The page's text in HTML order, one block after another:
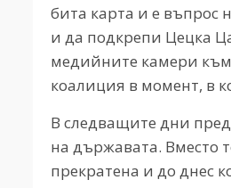
бита карта и е въпрос
и да подкрепи Цецка
медийните камери към
коалиция в момент, в
В следващите дни
на държавата. Вместо
прекратена и до днес